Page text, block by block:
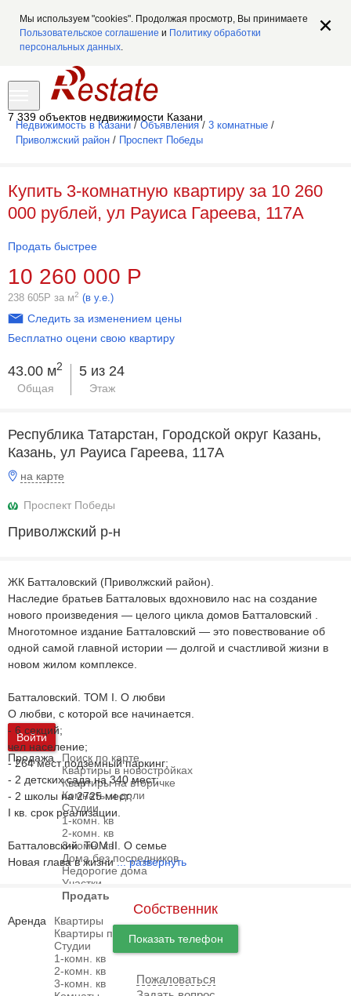
Мы используем "cookies". Продолжая просмотр, Вы принимаете
Пользовательское соглашение и Политику обработки
персональных данных.
7 339 объектов недвижимости Казани
Войти
Продажа
Поиск по карте
Квартиры в новостройках
Квартиры на вторичке
Комнаты и доли
Студии
1-комн. кв
2-комн. кв
3-комн. кв
Дома без посредников
Недорогие дома
Участки
Продать
Аренда
Квартиры
Квартиры посуточно
Студии
1-комн. кв
2-комн. кв
3-комн. кв
Недвижимость в Казани / Объявления / 3 комнатные /
Приволжский район / Проспект Победы
Купить 3-комнатную квартиру за 10 260
000 рублей, ул Рауиса Гареева, 117А
Продать быстрее
10 260 000 Р
238 605Р за м2 (в у.е.)
Следить за изменением цены
Бесплатно оцени свою квартиру
43.00 м2
Общая
5 из 24
Этаж
Республика Татарстан, Городской округ Казань,
Казань, ул Рауиса Гареева, 117А
на карте
Проспект Победы
Приволжский р-н
ЖК Батталовский (Приволжский район).
Наследие братьев Батталовых вдохновило нас на создание
нового произведения — целого цикла домов Батталовский .
Многотомное издание Батталовский — это повествование об
одной самой главной истории — долгой и счастливой жизни в
новом жилом комплексе.
Батталовский. ТОМ I. О любви
О любви, с которой все начинается.
- 6 секций;
чел население;
- 264 мест подземный паркинг;
- 2 детских сада на 340 мест;
- 2 школы на 2725 мест;
I кв. срок реализации.
Батталовский. ТОМ II. О семье
Новая глава в жизни ...развернуть
Собственник
Показать телефон
Пожаловаться